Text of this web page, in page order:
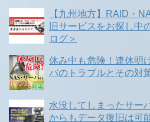
【九州地方】RAID・
旧サービスをお探し中
ログ＞
休み中も危険！連休明
バのトラブルとその対
水没してしまったサー
からもデータ復旧は可